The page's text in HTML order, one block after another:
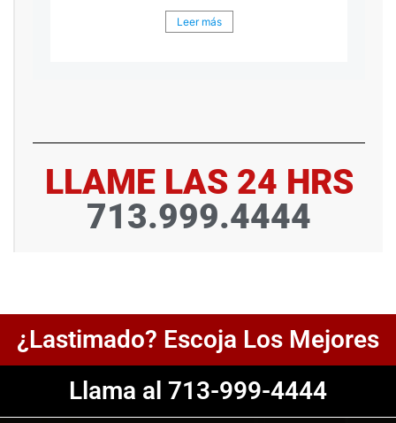
Leer más
LLAME LAS 24 HRS
713.999.4444
¿Lastimado? Escoja Los Mejores
Llama al 713-999-4444